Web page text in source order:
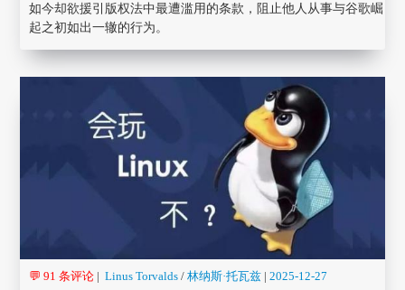
如今却欲援引版权法中最遭滥用的条款，阻止他人从事与谷歌崛
起之初如出一辙的行为。
💬 91 条评论 | Linus Torvalds / 林纳斯·托瓦兹 |2025-12-27